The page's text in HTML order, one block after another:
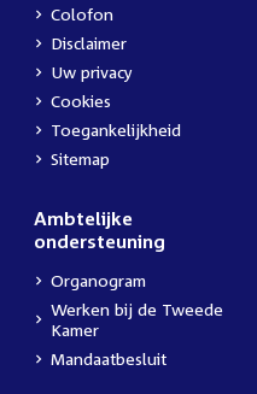
Colofon
Disclaimer
Uw privacy
Cookies
Toegankelijkheid
Sitemap
Ambtelijke
ondersteuning
Organogram
Werken bij de Tweede
Kamer
Mandaatbesluit